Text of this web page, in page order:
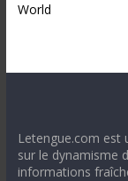
World
Letengue.com est
sur le dynamisme
informations